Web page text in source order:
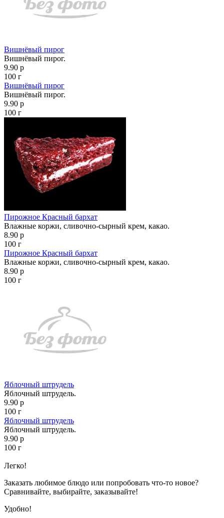
Вишнёвый пирог
Вишнёвый пирог.
9.90 р
100 г
Вишнёвый пирог
Вишнёвый пирог.
9.90 р
100 г
Пирожное Красный бархат
Влажные коржи, сливочно-сырный крем, какао.
8.90 р
100 г
Пирожное Красный бархат
Влажные коржи, сливочно-сырный крем, какао.
8.90 р
100 г
Яблочный штрудель
Яблочный штрудель.
9.90 р
100 г
Яблочный штрудель
Яблочный штрудель.
9.90 р
100 г
Легко!
Заказать любимое блюдо или попробовать что-то новое?
Сравнивайте, выбирайте, заказывайте!
Удобно!